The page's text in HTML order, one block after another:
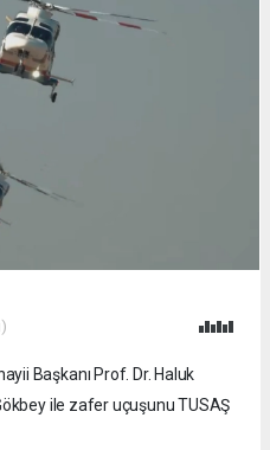
Başkanı Prof. Dr. Haluk
ile zafer uçuşunu TUSAŞ